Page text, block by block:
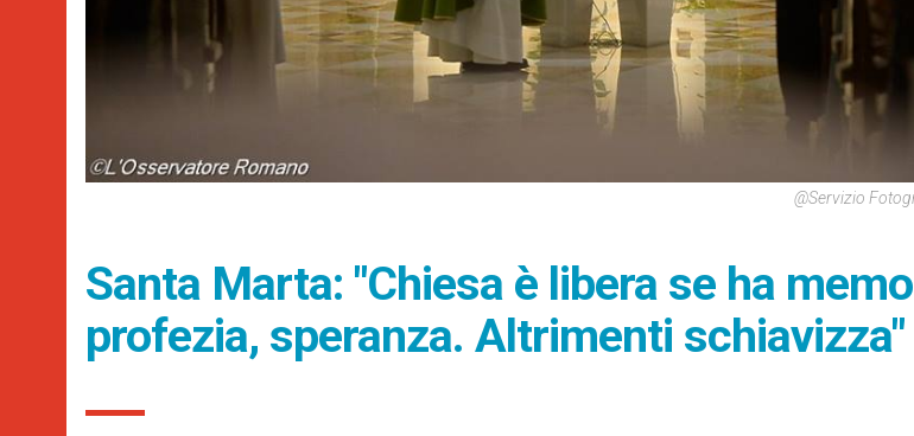
@Servizio
Santa Marta: "Chiesa è libera se ha
profezia, speranza. Altrimenti schiavizza"